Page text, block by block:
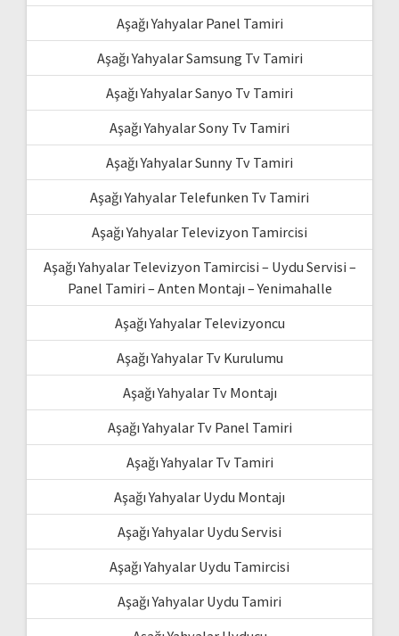
Aşağı Yahyalar Panel Tamiri
Aşağı Yahyalar Samsung Tv Tamiri
Aşağı Yahyalar Sanyo Tv Tamiri
Aşağı Yahyalar Sony Tv Tamiri
Aşağı Yahyalar Sunny Tv Tamiri
Aşağı Yahyalar Telefunken Tv Tamiri
Aşağı Yahyalar Televizyon Tamircisi
Aşağı Yahyalar Televizyon Tamircisi – Uydu Servisi –
Panel Tamiri – Anten Montajı – Yenimahalle
Aşağı Yahyalar Televizyoncu
Aşağı Yahyalar Tv Kurulumu
Aşağı Yahyalar Tv Montajı
Aşağı Yahyalar Tv Panel Tamiri
Aşağı Yahyalar Tv Tamiri
Aşağı Yahyalar Uydu Montajı
Aşağı Yahyalar Uydu Servisi
Aşağı Yahyalar Uydu Tamircisi
Aşağı Yahyalar Uydu Tamiri